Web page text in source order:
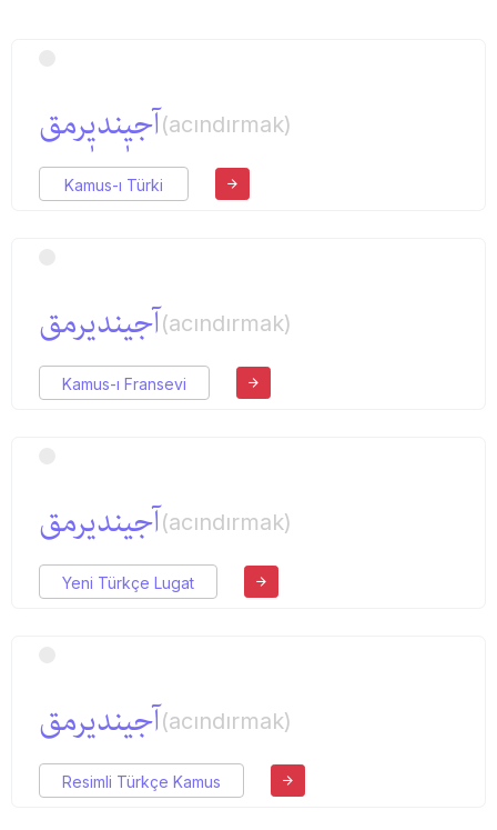
آجیٖندیٖرمق(acındırmak)
Kamus-ı Türki
آجیندیرمق(acındırmak)
Kamus-ı Fransevi
آجیندیرمق(acındırmak)
Yeni Türkçe Lugat
آجیندیرمق(acındırmak)
Resimli Türkçe Kamus